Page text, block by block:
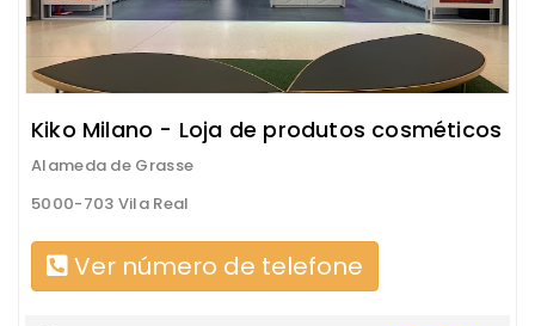
Kiko Milano - Loja de produtos cosméticos
Alameda de Grasse
5000-703 Vila Real
Ver número de telefone